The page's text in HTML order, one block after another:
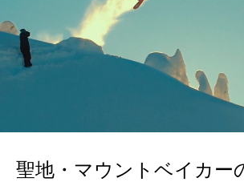
聖地・マウントベイカー